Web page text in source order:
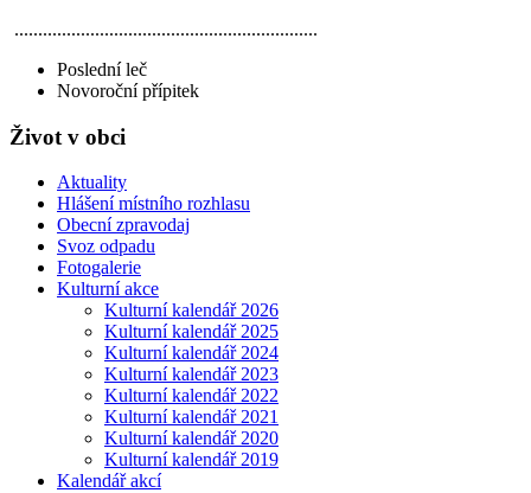
................................................................
Poslední leč
Novoroční přípitek
Život v obci
Aktuality
Hlášení místního rozhlasu
Obecní zpravodaj
Svoz odpadu
Fotogalerie
Kulturní akce
Kulturní kalendář 2026
Kulturní kalendář 2025
Kulturní kalendář 2024
Kulturní kalendář 2023
Kulturní kalendář 2022
Kulturní kalendář 2021
Kulturní kalendář 2020
Kulturní kalendář 2019
Kalendář akcí